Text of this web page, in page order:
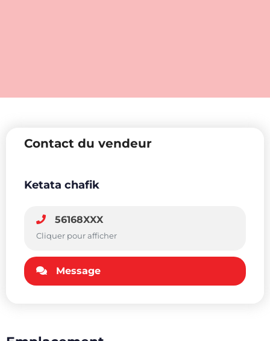
Contact du vendeur
Ketata chafik
56168XXX
Cliquer pour afficher
Message